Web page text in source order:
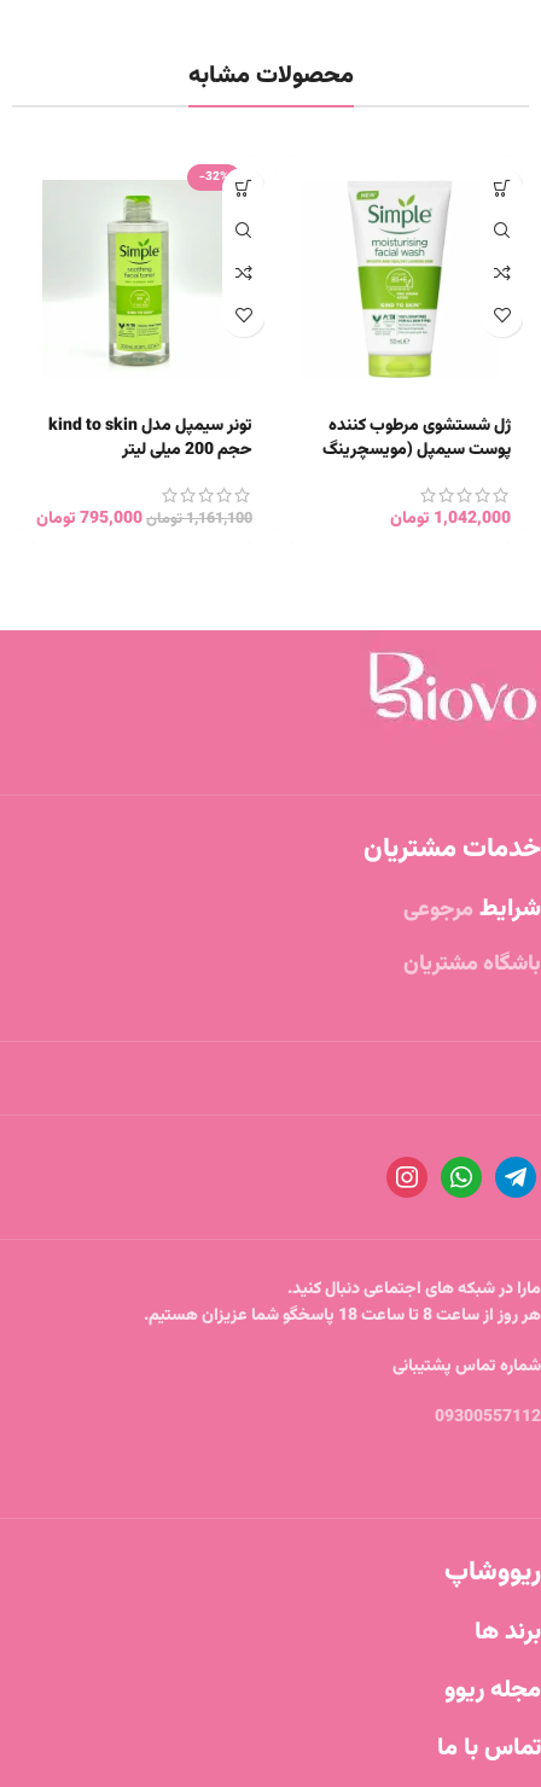
محصولات مشابه
ژل شستشوی مرطوب کننده
پوست سیمپل (مویسچرینگ
1,042,000 تومان
-32%
تونر سیمپل مدل kind to skin
حجم 200 میلی لیتر
1,161,100تومان795,000تومان
خدمات مشتریان
شرایط مرجوعی
باشگاه مشتریان
مارا در شبکه های اجتماعی دنبال کنید.
هر روز از ساعت 8 تا ساعت 18 پاسخگو شما عزیزان هستیم.
شماره تماس پشتیبانی
09300557112
ریووشاپ
برند ها
مجله ریوو
تماس با ما